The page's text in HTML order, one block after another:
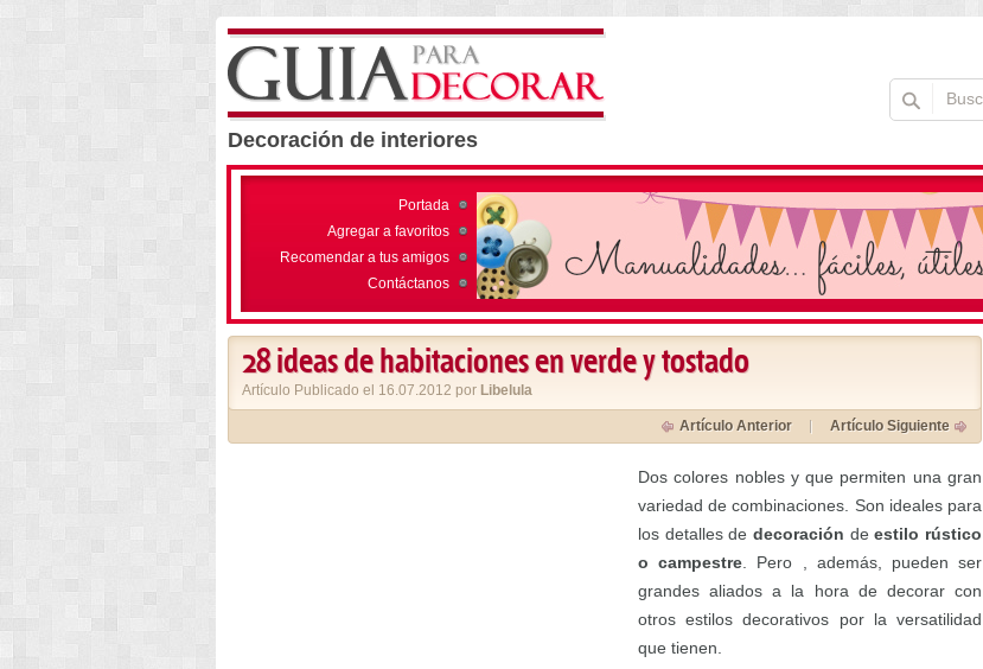
Decoración de interiores
Portada
Agregar a favoritos
Recomendar a tus amigos
Contáctanos
28 ideas de habitaciones en verde y tostado
Artículo Publicado el 16.07.2012 por Libelula
Artículo Anterior Artículo Siguiente
Dos colores nobles y que permiten una gran
variedad de combinaciones. Son ideales para
los detalles de decoración deestilo rústico
o campestre . Pero , además, pueden ser
grandes aliados a la hora de decorar con
otros estilos decorativos por la versatilidad
que tienen.